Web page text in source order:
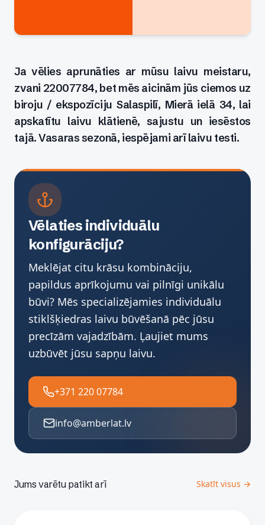
Ja vēlies aprunāties ar mūsu laivu meistaru,
zvani 22007784, bet mēs aicinām jūs ciemos uz
biroju / ekspozīciju Salaspilī, Mierā ielā 34, lai
apskatītu laivu klātienē, sajustu un iesēstos
tajā. Vasaras sezonā, iespējami arī laivu testi.
Vēlaties individuālu
konfigurāciju?
Meklējat citu krāsu kombināciju,
papildus aprīkojumu vai pilnīgi unikālu
būvi? Mēs specializējamies individuālu
stiklšķiedras laivu būvēšanā pēc jūsu
precīzām vajadzībām. Ļaujiet mums
uzbūvēt jūsu sapņu laivu.
+371 220 07784
info@amberlat.lv
Jums varētu patikt arī Skatīt visus →